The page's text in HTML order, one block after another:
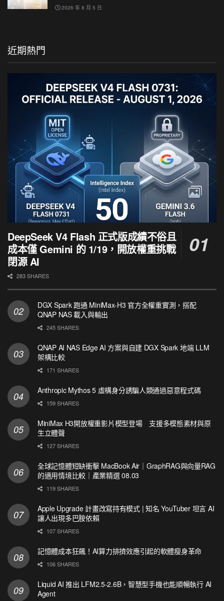
2026 年 8 月 5 日
近期熱門
DeepSeek V4 Flash 正式版成績不俗且
成本僅 Gemini 的 1/19，開放權重挑戰
閉源 AI
283 SHARES
DGX Spark 跑通 MiniMax-H3 官方全權重實測，搭配
QNAP NAS 載入與輸出
245 SHARES
QNAP AI NAS Edge AI 方案與自建 DGX Spark 地端 LLM
架構比較
171 SHARES
Anthropic Mythos 5 虛構身分誘騙人類通過惡意程式碼
159 SHARES
MiniMax H3開放權重影片模型登場 支援多模態素材與原
生立體聲
127 SHARES
全球記憶體短缺衝擊 MacBook Air｜GraphRAG與向量RAG
的適用情境比較｜產業精選 08.03
119 SHARES
Apple Upgrade 計畫改寫持有模式 | 知名 YouTuber 坦言 AI
讓人出現多巴胺依賴
107 SHARES
記憶體成本狂飆！AI算力排擠效應引起的軟體瘦身革命
106 SHARES
Liquid AI 推出 LFM2.5-2.6B，智慧型手機也能順暢執行 AI
Agent